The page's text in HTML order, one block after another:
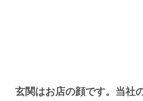
玄関はお店の顔です。当社